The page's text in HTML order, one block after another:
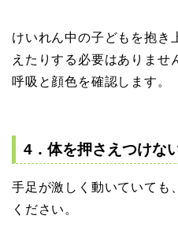
けいれん中の子どもを抱き
えたりする必要はありませ
呼吸と顔色を確認します。
4．体を押さえつけな
手足が激しく動いていても
ください。